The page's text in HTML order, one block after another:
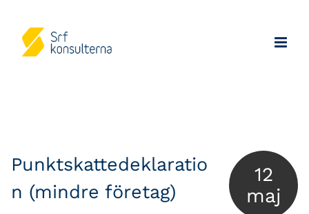
12
maj
Punktskattedeklaratio
n (mindre företag)